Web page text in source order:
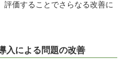
評価することでさらなる改善に
入による問題の改善